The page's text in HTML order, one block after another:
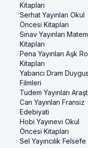
Kitapları
Serhat Yayınları Okul
Öncesi Kitapları
Sınav Yayınları
Kitapları
Pena Yayınları Aşk
Kitapları
Yabancı Dram
Filmleri
Tudem Yayınları
Can Yayınları Fransiz
Edebiyati
Hobi Yayınevi Okul
Öncesi Kitapları
Sel Yayıncılık Felsefe